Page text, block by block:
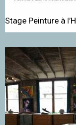
Stage Peinture à